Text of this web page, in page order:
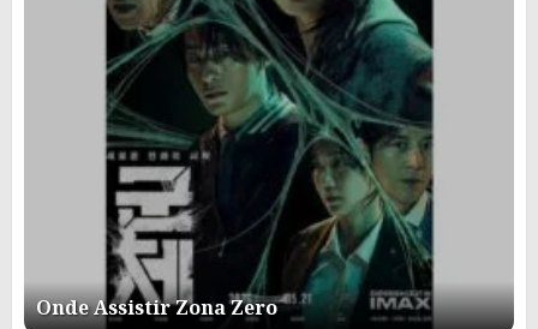
Onde Assistir Zona Zero